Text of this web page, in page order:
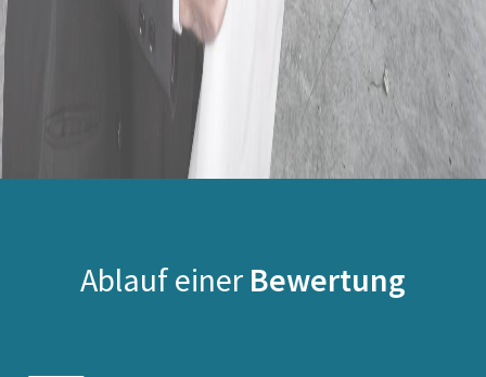
Ablauf einer Bewertung